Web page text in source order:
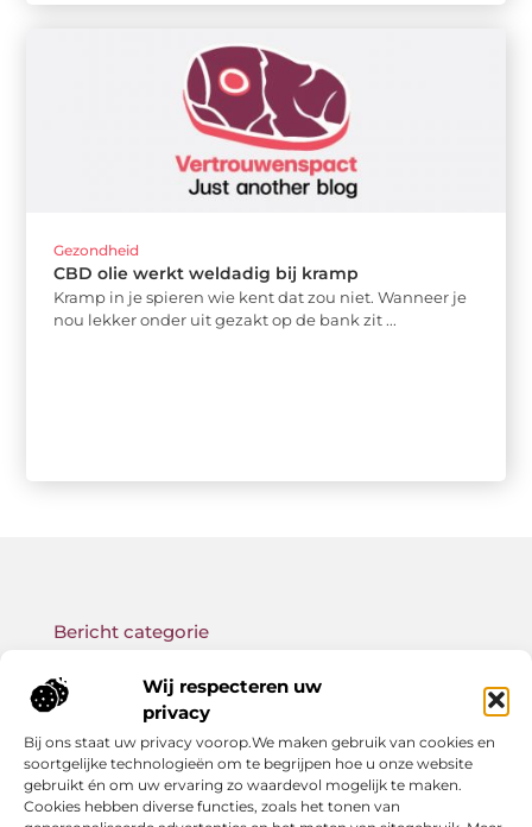
Wij respecteren uw
privacy
Bij ons staat uw privacy voorop.We maken gebruik van cookies en
soortgelijke technologieën om te begrijpen hoe u onze website
gebruikt én om uw ervaring zo waardevol mogelijk te maken.
Cookies hebben diverse functies, zoals het tonen van
Gezondheid
CBD olie werkt weldadig bij kramp
Kramp in je spieren wie kent dat zou niet. Wanneer je
nou lekker onder uit gezakt op de bank zit ...
Onze informatie
Bericht categorie